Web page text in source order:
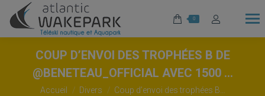
0
COUP D’ENVOI DES TROPHÉES B DE
@BENETEAU_OFFICIAL AVEC 1500 …
Vous êtes ici :
Accueil Divers Coup d’envoi des trophées B…